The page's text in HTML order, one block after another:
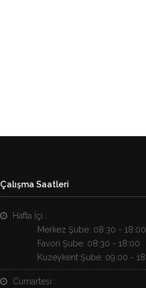
Çalışma Saatleri
Hafta İçi :
Merkez Şube: 08:30 - 18:00
Favori Şube: 08:30 - 18:00
Kuzeykent Şube: 09:00 -
Cumartesi :